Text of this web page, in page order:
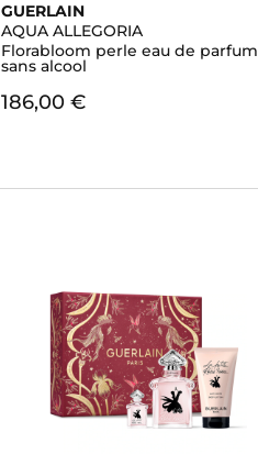
GUERLAIN
AQUA ALLEGORIA
Florabloom perle eau de parfum
sans alcool
186,00 €